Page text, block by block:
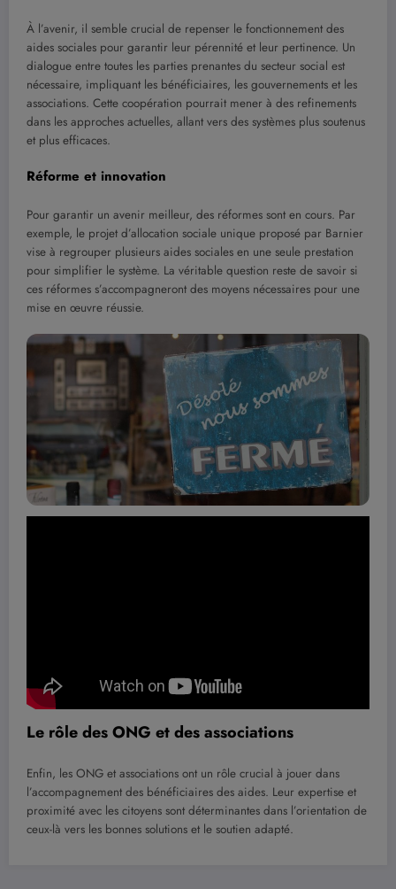
À l’avenir, il semble crucial de repenser le fonctionnement des
aides sociales pour garantir leur pérennité et leur pertinence. Un
dialogue entre toutes les parties prenantes du secteur social est
nécessaire, impliquant les bénéficiaires, les gouvernements et les
associations. Cette coopération pourrait mener à des refinements
dans les approches actuelles, allant vers des systèmes plus soutenus
et plus efficaces.
Réforme et innovation
Pour garantir un avenir meilleur, des réformes sont en cours. Par
exemple, le projet d’allocation sociale unique proposé par Barnier
vise à regrouper plusieurs aides sociales en une seule prestation
pour simplifier le système. La véritable question reste de savoir si
ces réformes s’accompagneront des moyens nécessaires pour une
mise en œuvre réussie.
Le rôle des ONG et des associations
Enfin, les ONG et associations ont un rôle crucial à jouer dans
l’accompagnement des bénéficiaires des aides. Leur expertise et
proximité avec les citoyens sont déterminantes dans l’orientation de
ceux-là vers les bonnes solutions et le soutien adapté.